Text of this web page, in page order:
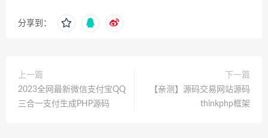
分享到：
上一篇
2023全网最新微信支付宝QQ
三合一支付生成PHP源码
下一篇
【亲测】源码交易网站源码
thinkphp框架